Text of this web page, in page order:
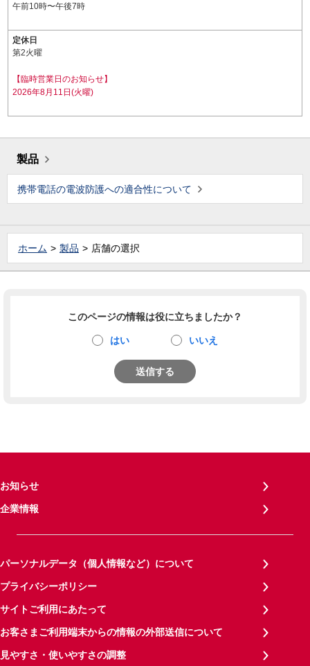
午前10時〜午後7時
定休日
第2火曜
【臨時営業日のお知らせ】
2026年8月11日(火曜)
製品
携帯電話の電波防護への適合性について
ホーム 製品 店舗の選択
このページの情報は役に立ちましたか？
はい いいえ
送信する
お知らせ
企業情報
パーソナルデータ（個人情報など）について
プライバシーポリシー
サイトご利用にあたって
お客さまご利用端末からの情報の外部送信について
見やすさ・使いやすさの調整